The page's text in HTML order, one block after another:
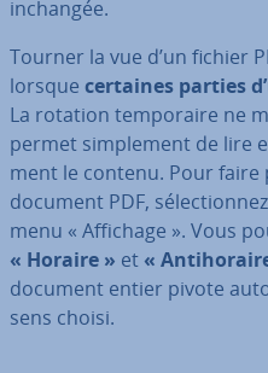
inchangée.
Tourner la vue d’un fichier
lorsque certaines parties
La rotation tem­po­raire ne
permet sim­ple­ment de lire
ment le contenu. Pour faire
document PDF,
menu « Affichage ». Vous
« Horaire » et«
document entier pivote
sens choisi.